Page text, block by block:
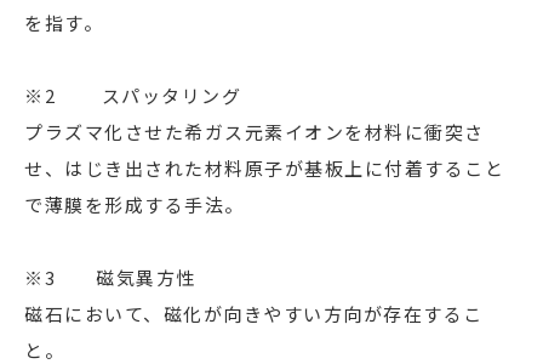
を指す。
※2 スパッタリング
プラズマ化させた希ガス元素イオンを材料に衝突さ
せ、はじき出された材料原子が基板上に付着すること
で薄膜を形成する手法。
※3 磁気異方性
磁石において、磁化が向きやすい方向が存在するこ
と。